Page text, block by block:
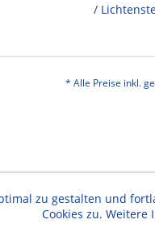
/
* Alle Preise inkl.
zu gestalten und
Cookies zu.